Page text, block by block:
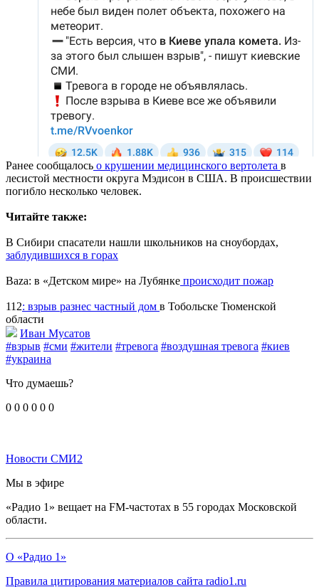
Ранее сообщалось о крушении медицинского вертолета в
лесистой местности округа Мэдисон в США. В происшествии
погибло несколько человек.
Читайте также:
В Сибири спасатели нашли школьников на сноубордах,
заблудившихся в горах
Baza: в «Детском мире» на Лубянке происходит пожар
112: взрыв разнес частный дом в Тобольске Тюменской
области
Иван Мусатов
#взрыв #сми #жители #тревога #воздушная тревога #киев
#украина
Что думаешь?
0 0 0 0 0 0
Новости СМИ2
Мы в эфире
«Радио 1» вещает на FM-частотах в 55 городах Московской
области.
О «Радио 1»
Правила цитирования материалов сайта radio1.ru